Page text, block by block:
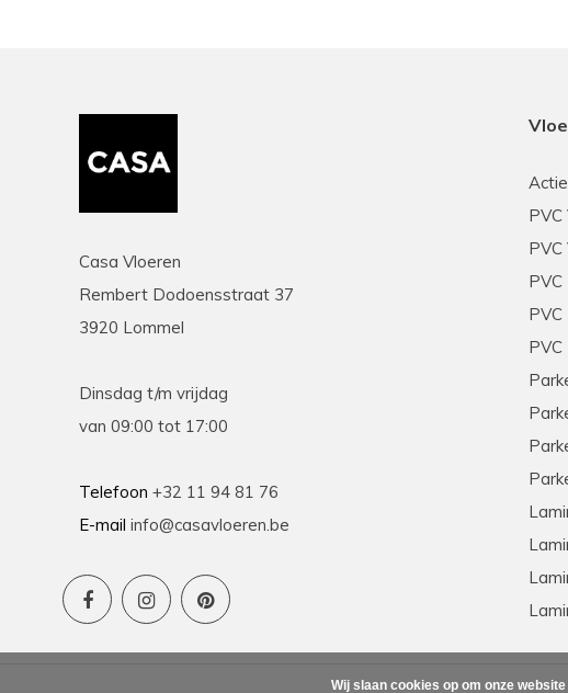
Casa Vloeren
Rembert Dodoensstraat 37
3920 Lommel
Dinsdag t/m vrijdag
van 09:00 tot 17:00
Telefoon +32 11 94 81 76
E-mail info@casavloeren.be
PVC
PVC
Wij slaan cookies op om onze